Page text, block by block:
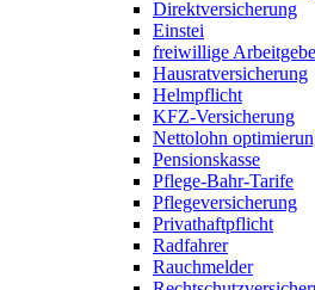
Direktversicherung
Einstei
freiwillige
Hausratversicherung
Helmpflicht
KFZ-Versicherung
Nettolohn
Pensionskasse
Pflege-Bahr-Tarife
Pflegeversicherung
Privathaftpflicht
Radfahrer
Rauchmelder